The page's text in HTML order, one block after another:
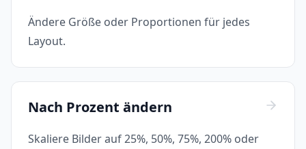
Ändere Größe oder Proportionen für jedes
Layout.
Nach Prozent ändern
Skaliere Bilder auf 25%, 50%, 75%, 200% oder